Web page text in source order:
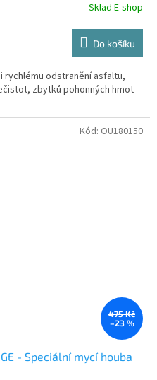
Sklad E-shop
Do košíku
rychlému odstranění asfaltu,
zbytků pohonných hmot
475 Kč
–23 %
- Speciální mycí houba
Kód: OU180150